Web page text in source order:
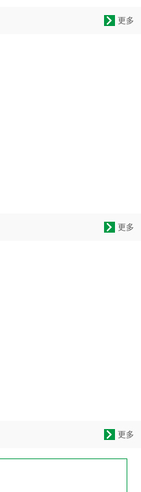
更多
更多
更多